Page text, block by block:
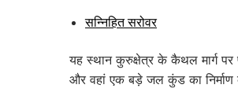
सन्निहित सरोवर
यह स्थान कुरुक्षेत्र के कैथल मार्ग पर
और वहां एक बड़े जल कुंड का निर्माण